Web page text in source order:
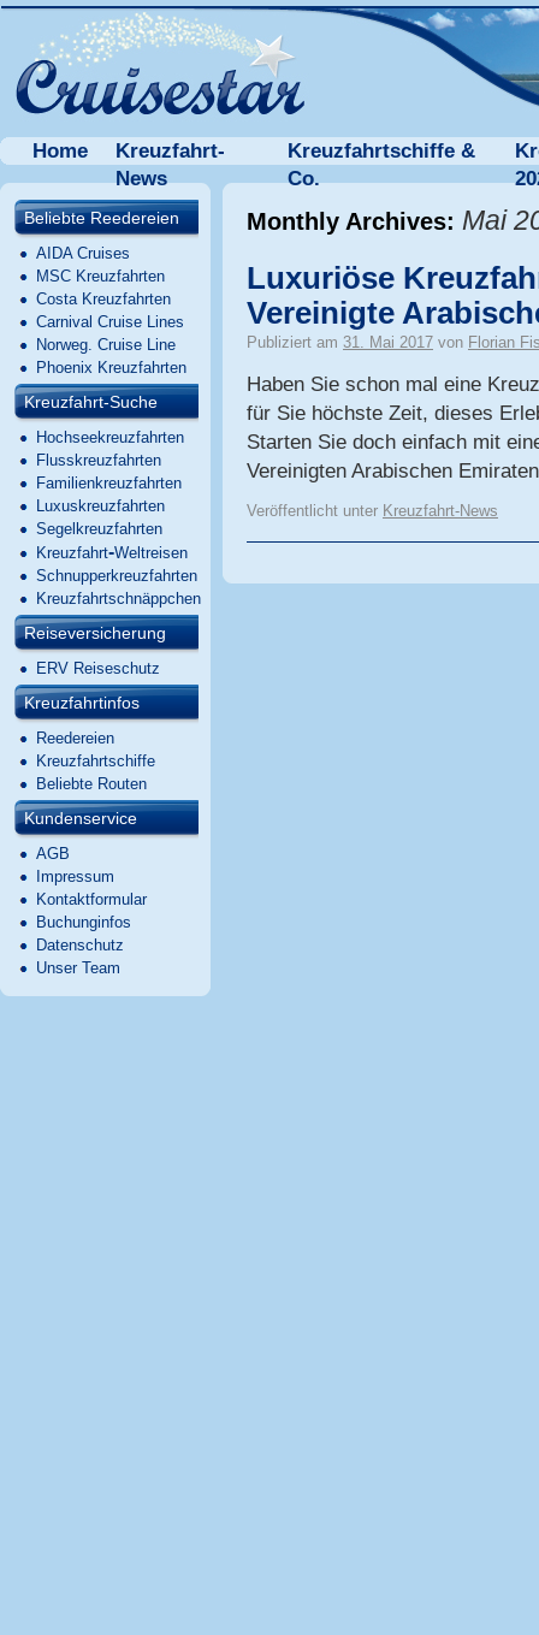
Home
Kreuzfahrt-
News
Kreuzfahrtschiffe &
Co.
Beliebte Reedereien
AIDA Cruises
MSC Kreuzfahrten
Costa Kreuzfahrten
Carnival Cruise Lines
Norweg. Cruise Line
Phoenix Kreuzfahrten
Kreuzfahrt-Suche
Hochseekreuzfahrten
Flusskreuzfahrten
Familienkreuzfahrten
Luxuskreuzfahrten
Segelkreuzfahrten
Kreuzfahrt-Weltreisen
Schnupperkreuzfahrten
Kreuzfahrtschnäppchen
Reiseversicherung
ERV Reiseschutz
Kreuzfahrtinfos
Reedereien
Kreuzfahrtschiffe
Beliebte Routen
Kundenservice
AGB
Impressum
Kontaktformular
Buchunginfos
Datenschutz
Unser Team
Monthly Archives: Mai
Luxuriöse
Vereinigte
Publiziert am 31. Mai 2017 von Florian
Haben Sie schon mal eine
für Sie höchste Zeit, dieses
Starten Sie doch einfach mit
Vereinigten Arabischen
Veröffentlicht unter Kreuzfahrt-News